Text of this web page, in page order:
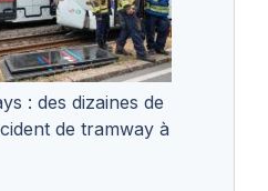
: des dizaines de
de tramway à